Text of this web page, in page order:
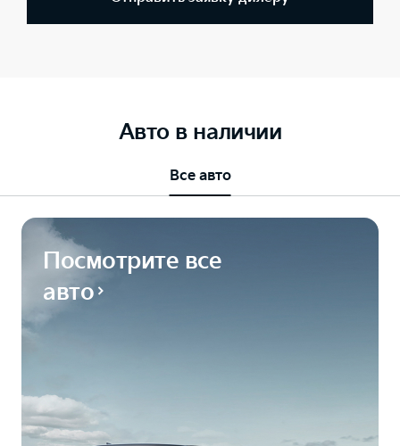
Авто в наличии
Все авто
Посмотрите все
авто